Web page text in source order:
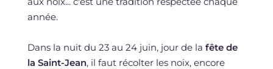
année.
Dans la nuit du 23 au 24 juin, jour de la fête de
la Saint-Jean, il faut récolter les noix, encore